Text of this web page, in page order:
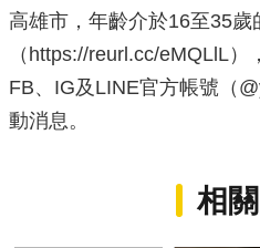
高雄市，年齡介於16至35歲
（ https://reurl.cc/eMQLlL）
FB、IG及LINE官方帳號（
動消息。
相